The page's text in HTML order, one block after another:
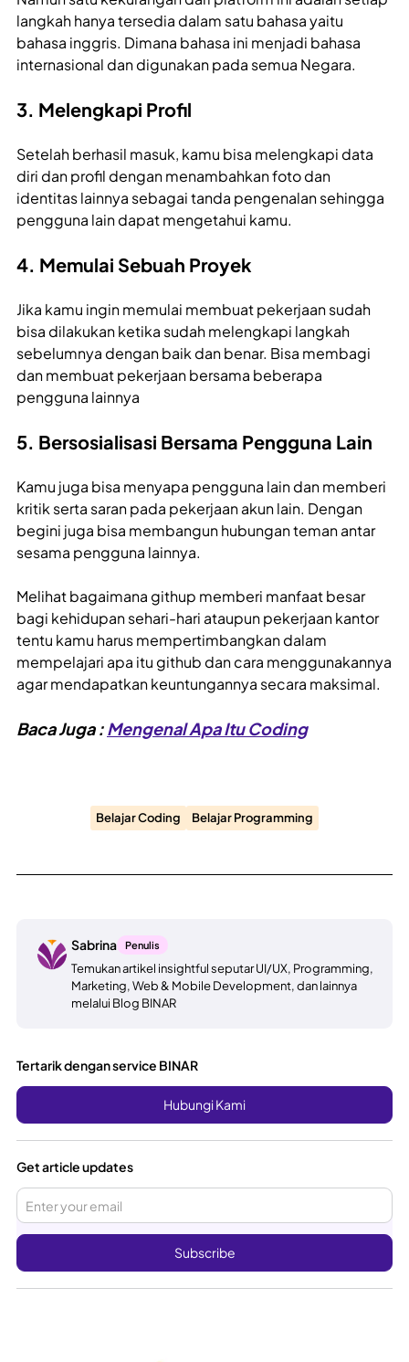
langkah hanya tersedia dalam satu bahasa yaitu
bahasa inggris. Dimana bahasa ini menjadi bahasa
internasional dan digunakan pada semua Negara.
3. Melengkapi Profil
Setelah berhasil masuk, kamu bisa melengkapi data
diri dan profil dengan menambahkan foto dan
identitas lainnya sebagai tanda pengenalan sehingga
pengguna lain dapat mengetahui kamu.
4. Memulai Sebuah Proyek
Jika kamu ingin memulai membuat pekerjaan sudah
bisa dilakukan ketika sudah melengkapi langkah
sebelumnya dengan baik dan benar. Bisa membagi
dan membuat pekerjaan bersama beberapa
pengguna lainnya
5. Bersosialisasi Bersama Pengguna Lain
Kamu juga bisa menyapa pengguna lain dan memberi
kritik serta saran pada pekerjaan akun lain. Dengan
begini juga bisa membangun hubungan teman antar
sesama pengguna lainnya.
Melihat bagaimana githup memberi manfaat besar
bagi kehidupan sehari-hari ataupun pekerjaan kantor
tentu kamu harus mempertimbangkan dalam
mempelajari apa itu github dan cara menggunakannya
agar mendapatkan keuntungannya secara maksimal.
Baca Juga :Mengenal Apa Itu Coding
Belajar Coding Belajar Programming
Sabrina Penulis
Temukan artikel insightful seputar UI/UX, Programming,
Marketing, Web & Mobile Development, dan lainnya
melalui Blog BINAR
Tertarik dengan service BINAR
Hubungi Kami
Get article updates